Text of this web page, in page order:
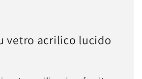
vetro acrilico lucido